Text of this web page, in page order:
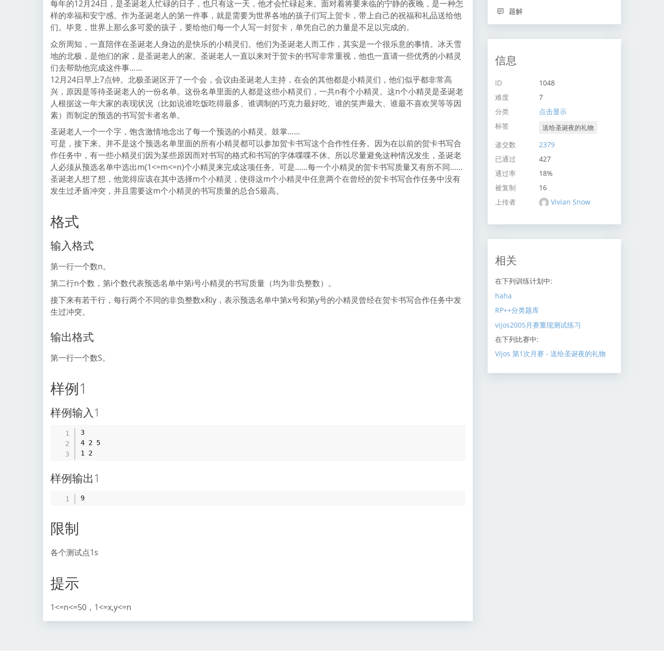
每年的12月24日，是圣诞老人忙碌的日子，也只有这一天，他才会忙碌起来。面对着将要来临的宁静的夜晚，是一种怎
样的幸福和安宁感。作为圣诞老人的第一件事，就是需要为世界各地的孩子们写上贺卡，带上自己的祝福和礼品送给他
们。毕竟，世界上那么多可爱的孩子，要给他们每一个人写一封贺卡，单凭自己的力量是不足以完成的。
众所周知，一直陪伴在圣诞老人身边的是快乐的小精灵们。他们为圣诞老人而工作，其实是一个很乐意的事情。冰天雪
地的北极，是他们的家，是圣诞老人的家。圣诞老人一直以来对于贺卡的书写非常重视，他也一直请一些优秀的小精灵
们去帮助他完成这件事……
12月24日早上7点钟。北极圣诞区开了一个会，会议由圣诞老人主持，在会的其他都是小精灵们，他们似乎都非常高
兴，原因是等待圣诞老人的一份名单。这份名单里面的人都是这些小精灵们，一共n有个小精灵。这n个小精灵是圣诞老
人根据这一年大家的表现状况（比如说谁吃饭吃得最多、谁调制的巧克力最好吃、谁的笑声最大、谁最不喜欢哭等等因
素）而制定的预选的书写贺卡者名单。
圣诞老人一个一个字，饱含激情地念出了每一个预选的小精灵。鼓掌……
可是，接下来。并不是这个预选名单里面的所有小精灵都可以参加贺卡书写这个合作性任务。因为在以前的贺卡书写合
作任务中，有一些小精灵们因为某些原因而对书写的格式和书写的字体喋喋不休。所以尽量避免这种情况发生，圣诞老
人必须从预选名单中选出m(1<=m<=n)个小精灵来完成这项任务。可是……每一个小精灵的贺卡书写质量又有所不同……
圣诞老人想了想，他觉得应该在其中选择m个小精灵，使得这m个小精灵中任意两个在曾经的贺卡书写合作任务中没有
发生过矛盾冲突，并且需要这m个小精灵的书写质量的总合S最高。
格式
输入格式
第一行一个数n。
第二行n个数，第i个数代表预选名单中第i号小精灵的书写质量（均为非负整数）。
接下来有若干行，每行两个不同的非负整数x和y，表示预选名单中第x号和第y号的小精灵曾经在贺卡书写合作任务中发
生过冲突。
输出格式
第一行一个数S。
样例1
样例输入1
3
4 2 5
1 2
样例输出1
9
限制
各个测试点1s
提示
1<=n<=50，1<=x,y<=n
题解
信息
ID
1048
难度
7
分类
点击显示
标签
送给圣诞夜的礼物
递交数
2379
已通过
427
通过率
18%
被复制
16
上传者
Vivian Snow
相关
在下列训练计划中:
haha
RP++分类题库
vijos2005月赛重现测试练习
在下列比赛中:
Vijos 第1次月赛 - 送给圣诞夜的礼物